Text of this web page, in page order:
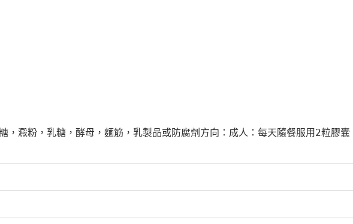
澱粉，乳糖，酵母，麵筋，乳製品或防腐劑方向：成人：每天隨餐服用2粒膠